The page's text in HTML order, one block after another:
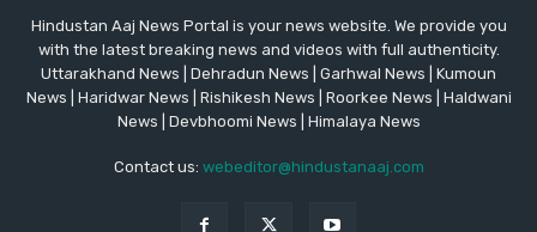
Hindustan Aaj News Portal is your news website. We provide you
with the latest breaking news and videos with full authenticity.
Uttarakhand News | Dehradun News | Garhwal News | Kumoun
News | Haridwar News | Rishikesh News | Roorkee News | Haldwani
News | Devbhoomi News | Himalaya News
Contact us: webeditor@hindustanaaj.com